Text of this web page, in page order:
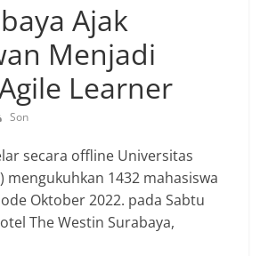
Ajak
Menjadi
Learner
Son
secara offline Universitas
mengukuhkan 1432 mahasiswa
Oktober 2022. pada Sabtu
The Westin Surabaya,